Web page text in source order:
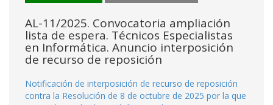
AL-11/2025. Convocatoria ampliación
lista de espera. Técnicos Especialistas
en Informática. Anuncio interposición
de recurso de reposición
Notificación de interposición de recurso de reposición
contra la Resolución de 8 de octubre de 2025 por la que